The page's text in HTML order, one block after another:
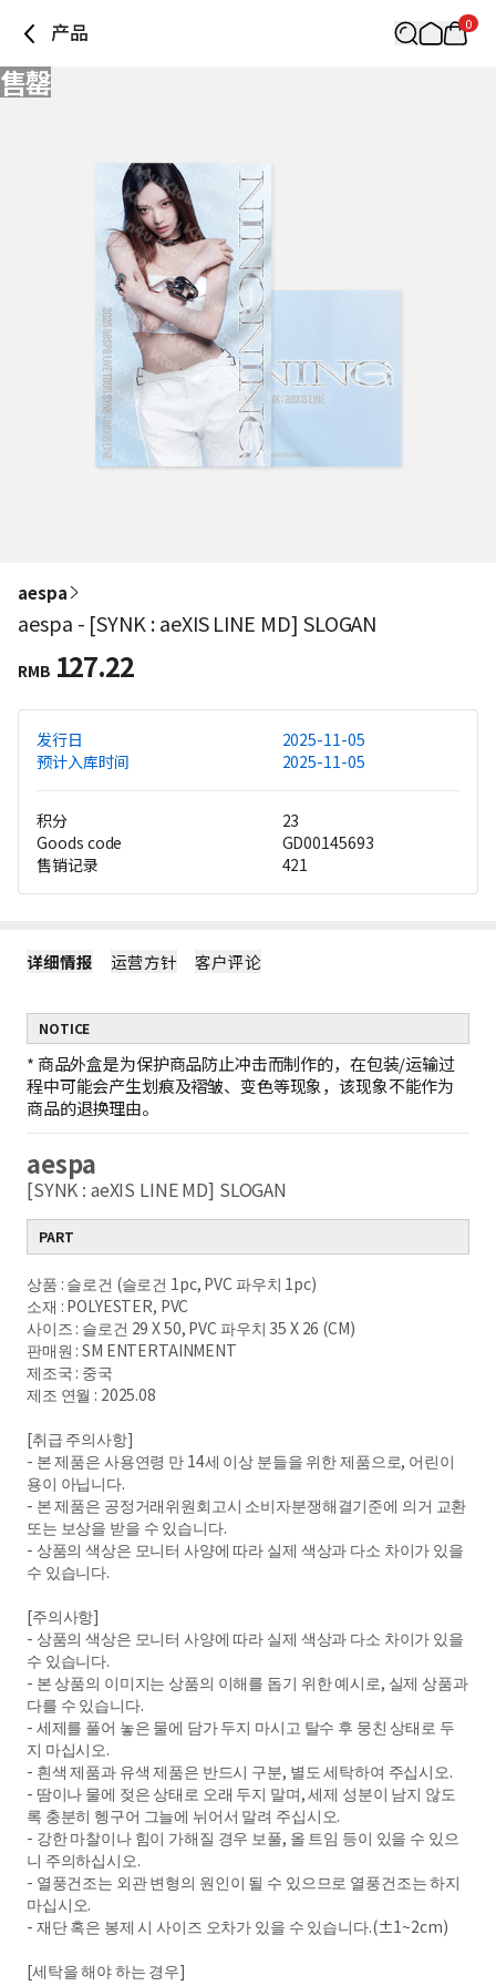
产品 0
售罄
aespa
aespa - [SYNK : aeXIS LINE MD] SLOGAN
RMB 127.22
发行日
2025-11-05
预计入库时间
2025-11-05
积分
23
Goods code
GD00145693
售销记录
421
详细情报 运营方针 客户评论
NOTICE
* 商品外盒是为保护商品防止冲击而制作的，在包装/运输过
程中可能会产生划痕及褶皱、变色等现象，该现象不能作为
商品的退换理由。
aespa
[SYNK : aeXIS LINE MD] SLOGAN
PART
상품 : 슬로건 (슬로건 1pc, PVC 파우치 1pc)
소재 : POLYESTER, PVC
사이즈 : 슬로건 29 X 50, PVC 파우치 35 X 26 (CM)
판매원 : SM ENTERTAINMENT
제조국 : 중국
제조 연월 : 2025.08
[취급 주의사항]
- 본 제품은 사용연령 만 14세 이상 분들을 위한 제품으로, 어린이
용이 아닙니다.
- 본 제품은 공정거래위원회고시 소비자분쟁해결기준에 의거 교환
또는 보상을 받을 수 있습니다.
- 상품의 색상은 모니터 사양에 따라 실제 색상과 다소 차이가 있을
수 있습니다.
[주의사항]
- 상품의 색상은 모니터 사양에 따라 실제 색상과 다소 차이가 있을
수 있습니다.
- 본 상품의 이미지는 상품의 이해를 돕기 위한 예시로, 실제 상품과
다를 수 있습니다.
- 세제를 풀어 놓은 물에 담가 두지 마시고 탈수 후 뭉친 상태로 두
지 마십시오.
- 흰색 제품과 유색 제품은 반드시 구분, 별도 세탁하여 주십시오.
- 땀이나 물에 젖은 상태로 오래 두지 말며, 세제 성분이 남지 않도
록 충분히 헹구어 그늘에 뉘어서 말려 주십시오.
- 강한 마찰이나 힘이 가해질 경우 보풀, 올 트임 등이 있을 수 있으
니 주의하십시오.
- 열풍건조는 외관 변형의 원인이 될 수 있으므로 열풍건조는 하지
마십시오.
- 재단 혹은 봉제 시 사이즈 오차가 있을 수 있습니다.(±1~2cm)
[세탁을 해야 하는 경우]